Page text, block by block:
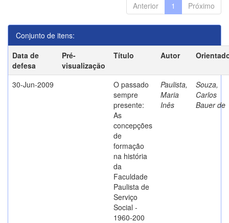
Anterior 1 Próximo
Conjunto de itens:
Data de
defesa
Pré-
visualização
Título Autor
30-Jun-2009
O passado
sempre
presente:
As
concepções
de
formação
na história
da
Faculdade
Paulista de
Serviço
Social -
1960-200
Paulista,
Maria
Inês
Souza,
Carlos
Bauer de